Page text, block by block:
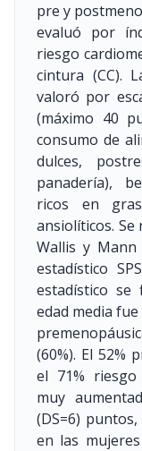
pre y
evaluó por
riesgo
cintura (CC).
valoró por
(máximo 40
consumo de
dulces,
panadería),
ricos en
ansiolíticos.
Wallis y
estadístico
estadístico se
edad media fue
(60%). El 52%
el 71% riesgo
muy
(DS=6)
en las